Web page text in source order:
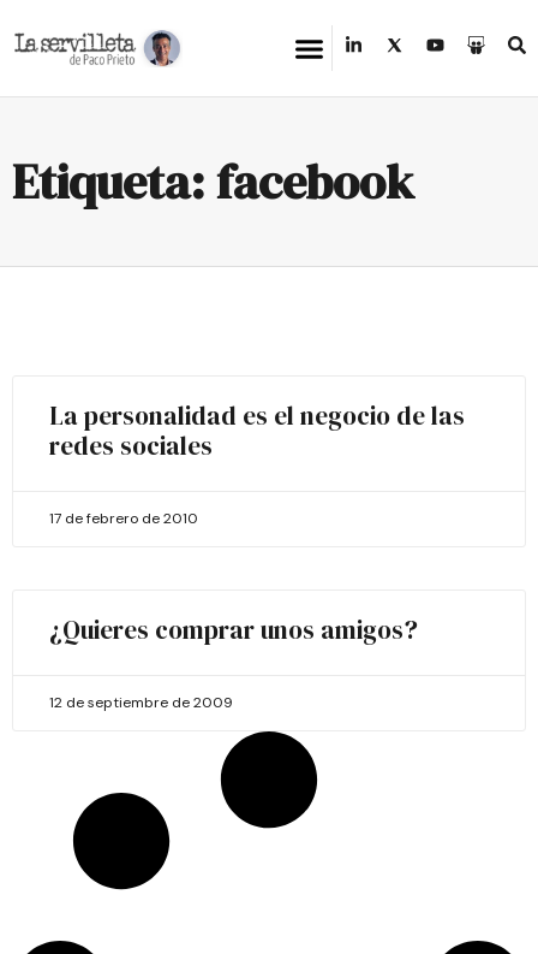
Etiqueta: facebook
La personalidad es el negocio de las
redes sociales
17 de febrero de 2010
¿Quieres comprar unos amigos?
12 de septiembre de 2009